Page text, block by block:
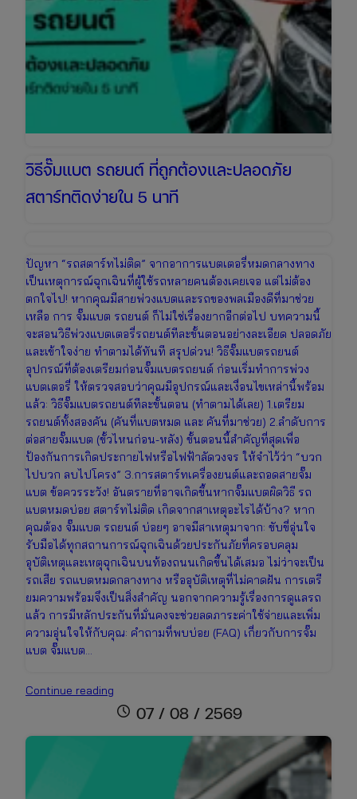
วิธีจั๊มแบต รถยนต์ ที่ถูกต้องและปลอดภัย
สตาร์ทติดง่ายใน 5 นาที
ปัญหา “รถสตาร์ทไม่ติด” จากอาการแบตเตอรี่หมดกลางทาง
เป็นเหตุการณ์ฉุกเฉินที่ผู้ใช้รถหลายคนต้องเคยเจอ แต่ไม่ต้อง
ตกใจไป! หากคุณมีสายพ่วงแบตและรถของพลเมืองดีที่มาช่วย
เหลือ การ จั๊มแบต รถยนต์ ก็ไม่ใช่เรื่องยากอีกต่อไป บทความนี้
จะสอนวิธีพ่วงแบตเตอรี่รถยนต์ทีละขั้นตอนอย่างละเอียด ปลอดภัย
และเข้าใจง่าย ทำตามได้ทันที สรุปด่วน! วิธีจั๊มแบตรถยนต์
อุปกรณ์ที่ต้องเตรียมก่อนจั๊มแบตรถยนต์ ก่อนเริ่มทำการพ่วง
แบตเตอรี่ ให้ตรวจสอบว่าคุณมีอุปกรณ์และเงื่อนไขเหล่านี้พร้อม
แล้ว: วิธีจั๊มแบตรถยนต์ทีละขั้นตอน (ทำตามได้เลย) 1.เตรียม
รถยนต์ทั้งสองคัน (คันที่แบตหมด และ คันที่มาช่วย) 2.ลำดับการ
ต่อสายจั๊มแบต (ขั้วไหนก่อน-หลัง) ขั้นตอนนี้สำคัญที่สุดเพื่อ
ป้องกันการเกิดประกายไฟหรือไฟฟ้าลัดวงจร ให้จำไว้ว่า “บวก
ไปบวก ลบไปโครง” 3.การสตาร์ทเครื่องยนต์และถอดสายจั๊ม
แบต ข้อควรระวัง! อันตรายที่อาจเกิดขึ้นหากจั๊มแบตผิดวิธี รถ
แบตหมดบ่อย สตาร์ทไม่ติด เกิดจากสาเหตุอะไรได้บ้าง? หาก
คุณต้อง จั๊มแบต รถยนต์ บ่อยๆ อาจมีสาเหตุมาจาก: ขับขี่อุ่นใจ
รับมือได้ทุกสถานการณ์ฉุกเฉินด้วยประกันภัยที่ครอบคลุม
อุบัติเหตุและเหตุฉุกเฉินบนท้องถนนเกิดขึ้นได้เสมอ ไม่ว่าจะเป็น
รถเสีย รถแบตหมดกลางทาง หรืออุบัติเหตุที่ไม่คาดฝัน การเตรี
ยมความพร้อมจึงเป็นสิ่งสำคัญ นอกจากความรู้เรื่องการดูแลรถ
แล้ว การมีหลักประกันที่มั่นคงจะช่วยลดภาระค่าใช้จ่ายและเพิ่ม
ความอุ่นใจให้กับคุณ: คำถามที่พบบ่อย (FAQ) เกี่ยวกับการจั๊ม
แบต จั๊มแบต…
Continue reading
จั๊ม
schedule 07 / 08 / 2569